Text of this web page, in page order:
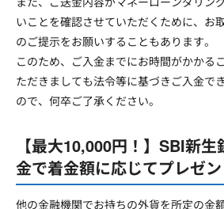
いことを確認させていただくために、お
のご提示をお願いすることもあります。
このため、ご入金までにお時間がかかる
ただきましても法令等に基づきご入金で
ので、何卒ご了承ください。
【最大10,000円！】SBI新
金で着金額に応じてプレゼン
他の金融機関でお持ちの外貨を所定の金